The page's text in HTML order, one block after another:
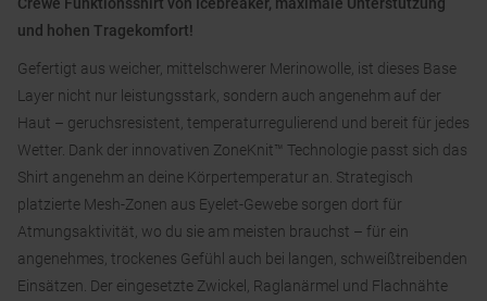
Crewe Funktionsshirt von Icebreaker, maximale Unterstützung
und hohen Tragekomfort!
Gefertigt aus weicher, mittelschwerer Merinowolle, ist dieses Base
Layer nicht nur leistungsstark, sondern auch angenehm auf der
Haut – geruchsresistent, temperaturregulierend und bereit für jedes
Wetter. Dank der innovativen ZoneKnit™ Technologie passt sich das
Shirt angenehm an deine Körpertemperatur an. Strategisch
platzierte Mesh-Zonen aus Eyelet-Gewebe sorgen dort für
Atmungsaktivität, wo du sie am meisten brauchst – für ein
angenehmes, trockenes Gefühl auch bei langen, schweißtreibenden
Einsätzen. Der eingesetzte Zwickel, Raglanärmel und Flachnähte